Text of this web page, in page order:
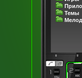
Темы